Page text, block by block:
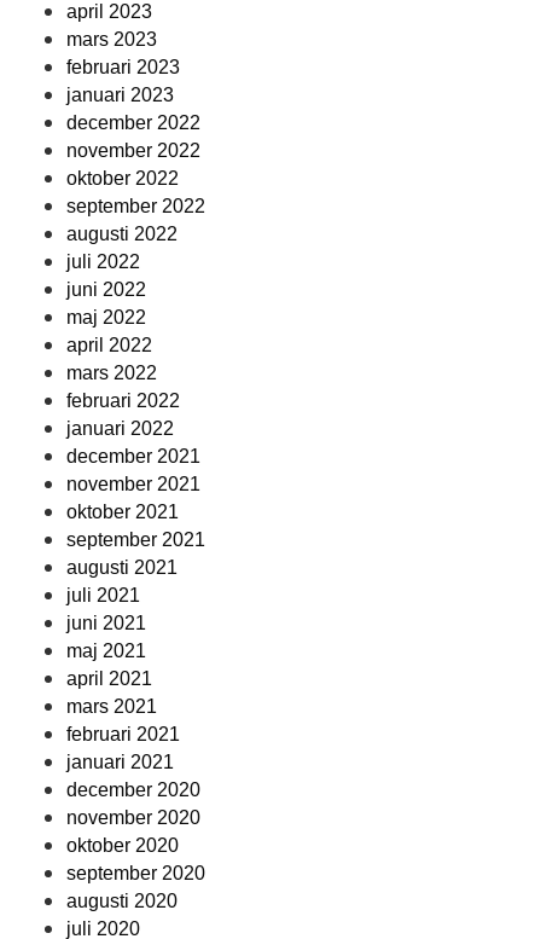
april 2023
mars 2023
februari 2023
januari 2023
december 2022
november 2022
oktober 2022
september 2022
augusti 2022
juli 2022
juni 2022
maj 2022
april 2022
mars 2022
februari 2022
januari 2022
december 2021
november 2021
oktober 2021
september 2021
augusti 2021
juli 2021
juni 2021
maj 2021
april 2021
mars 2021
februari 2021
januari 2021
december 2020
november 2020
oktober 2020
september 2020
augusti 2020
juli 2020